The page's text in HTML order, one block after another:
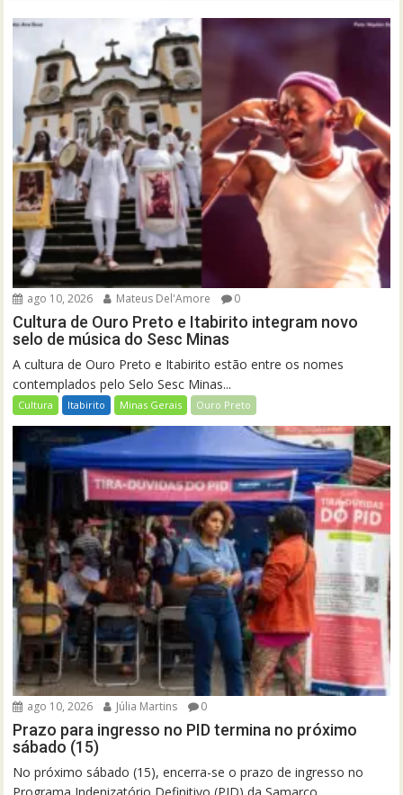
ago 10, 2026 Mateus Del'Amore 0
Cultura de Ouro Preto e Itabirito integram novo
selo de música do Sesc Minas
A cultura de Ouro Preto e Itabirito estão entre os nomes
contemplados pelo Selo Sesc Minas...
Cultura Itabirito Minas Gerais Ouro Preto
ago 10, 2026 Júlia Martins 0
Prazo para ingresso no PID termina no próximo
sábado (15)
No próximo sábado (15), encerra-se o prazo de ingresso no